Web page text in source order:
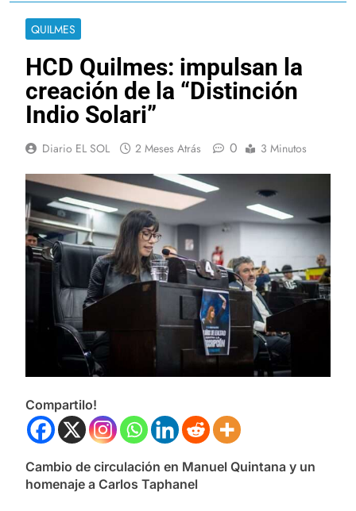
QUILMES
HCD Quilmes: impulsan la
creación de la “Distinción
Indio Solari”
Diario EL SOL 2 Meses Atrás 0 3 Minutos
Compartilo!
Cambio de circulación en Manuel Quintana y un
homenaje a Carlos Taphanel